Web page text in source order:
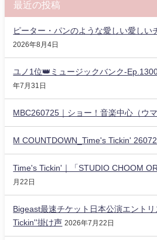
最近の投稿
ピーター・パンのような愛しい愛しい
2026年8月4日
ユノ1位👑ミュージックバンク-
年7月31日
MBC260725｜ショー！音楽中心（ウマ
M COUNTDOWN_Time's Tickin'
Time's Tickin'｜「STUDIO CHOOM
月22日
Bigeast最速チケット日本公演エント
Tickin''掛け声 2026年7月22日